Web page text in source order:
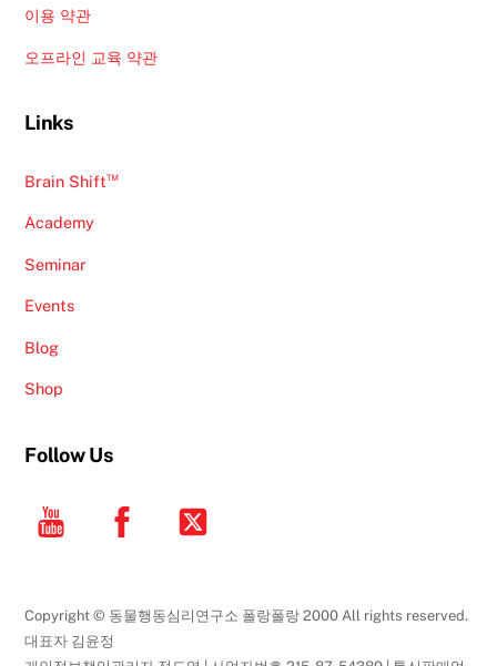
이용 약관
오프라인 교육 약관
Links
Brain Shift™
Academy
Seminar
Events
Blog
Shop
Follow Us
YouTube Facebook
Copyright © 동물행동심리연구소 폴랑폴랑 2000 All rights reserved.
대표자 김윤정